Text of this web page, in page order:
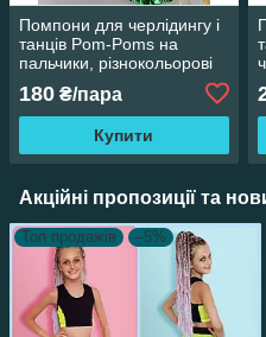
Помпони для черлідингу і
танців Pom-Poms на
пальчики, різнокольорові
180 ₴/пара
Купити
Акційні пропозиції та
Топ продажів –5%